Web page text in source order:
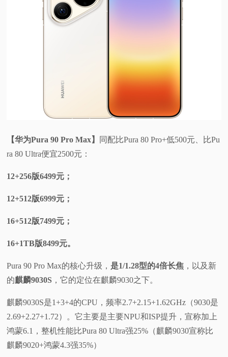
【华为Pura 90 Pro Max】 同配比Pura 80 Pro+低500元、比Pu
ra 80 Ultra便宜2500元：
12+256版6499元；
12+512版6999元；
16+512版7499元；
16+1TB版8499元。
Pura 90 Pro Max的核心升级， 是1/1.28型的4倍长焦 ，以及新
的 麒麟9030S ，它的定位在麒麟9030之下。
麒麟9030S是1+3+4的CPU，频率2.7+2.15+1.62GHz（9030是
2.69+2.27+1.72）。它主要是主要NPU和ISP提升，宣称加上
鸿蒙6.1，整机性能比Pura 80 Ultra强25%（麒麟9030宣称比
麒麟9020+鸿蒙4.3强35%）